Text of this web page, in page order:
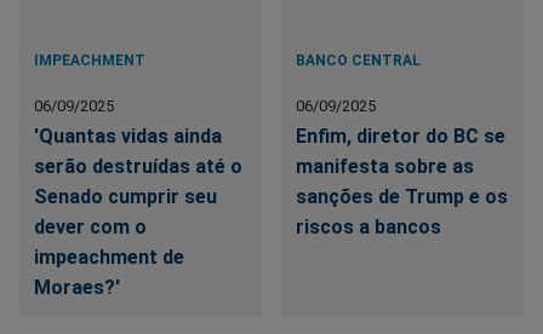
IMPEACHMENT
06/09/2025
'Quantas vidas ainda
serão destruídas até o
Senado cumprir seu
dever com o
impeachment de
Moraes?'
BANCO CENTRAL
06/09/2025
Enfim, diretor do BC se
manifesta sobre as
sanções de Trump e os
riscos a bancos